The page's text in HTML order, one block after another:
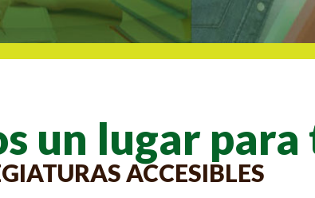
un lugar para
ACCESIBLES